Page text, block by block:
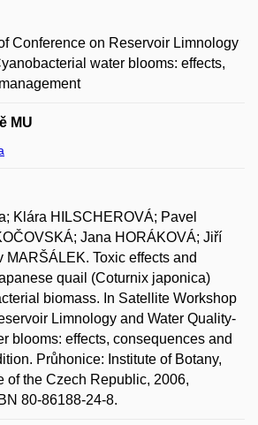
Conference on Reservoir Limnology
water blooms: effects,
MU
Klára HILSCHEROVÁ; Pavel
Jana HORÁKOVÁ; Jiří
MARŠÁLEK. Toxic effects and
quail (Coturnix japonica)
biomass. In Satellite Workshop
Limnology and Water Quality-
blooms: effects, consequences and
Průhonice: Institute of Botany,
of the Czech Republic, 2006,
80-86188-24-8.